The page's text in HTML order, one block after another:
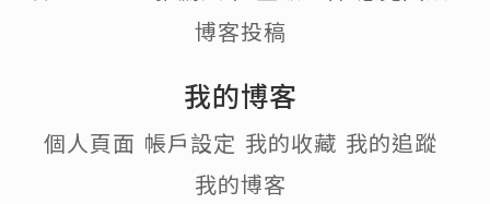
博客投稿
我的博客
個人頁面 帳戶設定 我的收藏 我的追蹤
我的博客